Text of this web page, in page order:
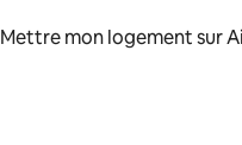
Mettre mon logement sur